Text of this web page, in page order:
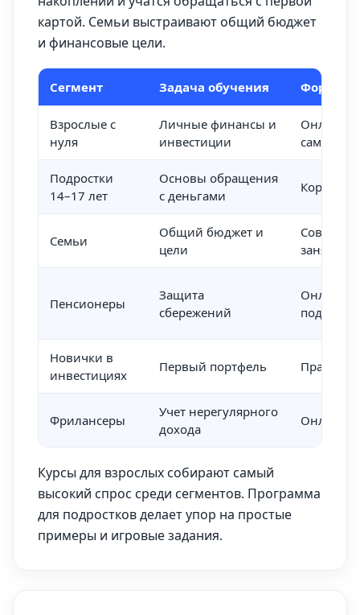
картой. Семьи выстраивают общий бюджет
и финансовые цели.
Сегмент Задача обучения Формат
Взрослые с
нуля
Личные финансы и
инвестиции
Онлайн,
Подростки
14–17 лет
Основы обращения
с деньгами
Короткие
Семьи
Общий бюджет и
цели
занятия
Пенсионеры
Защита
сбережений
Онлайн с
Новички в
инвестициях
Первый портфель
Фрилансеры
Учет нерегулярного
дохода
Онлайн
Курсы для взрослых собирают самый
высокий спрос среди сегментов. Программа
для подростков делает упор на простые
примеры и игровые задания.